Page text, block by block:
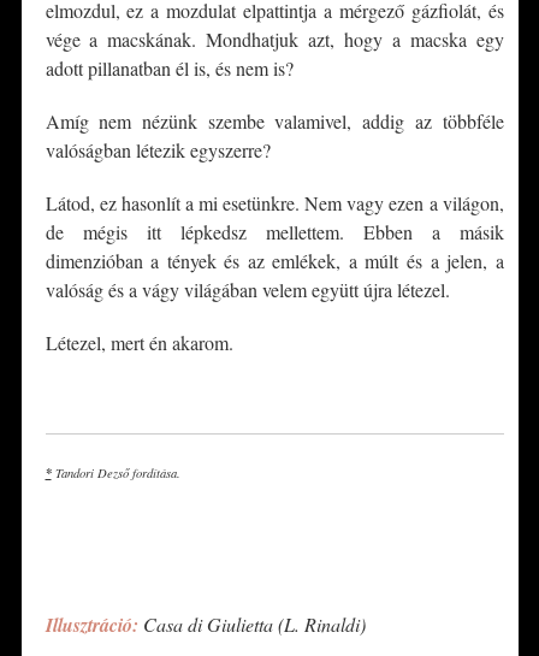
elmozdul, ez a mozdulat elpattintja a mérgező gázfiolát, és
vége a macskának. Mondhatjuk azt, hogy a macska egy
adott pillanatban él is, és nem is?
Amíg nem nézünk szembe valamivel, addig az többféle
valóságban létezik egyszerre?
Látod, ez hasonlít a mi esetünkre. Nem vagy ezen a világon,
de mégis itt lépkedsz mellettem. Ebben a másik
dimenzióban a tények és az emlékek, a múlt és a jelen, a
valóság és a vágy világában velem együtt újra létezel.
Létezel, mert én akarom.
*Tandori Dezső fordítása.
Illusztráció: Casa di Giulietta (L. Rinaldi)